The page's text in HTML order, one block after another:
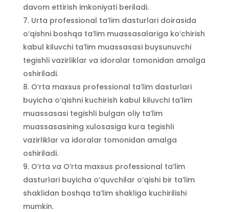
davom ettirish imkoniyati beriladi.
Urta professional ta’lim dasturlari doirasida
o‘qishni boshqa ta’lim muassasalariga ko‘chirish
kabul kiluvchi ta’lim muassasasi buysunuvchi
tegishli vazirliklar va idoralar tomonidan amalga
oshiriladi.
O‘rta maxsus professional ta’lim dasturlari
buyicha o‘qishni kuchirish kabul kiluvchi ta’lim
muassasasi tegishli bulgan oliy ta’lim
muassasasining xulosasiga kura tegishli
vazirliklar va idoralar tomonidan amalga
oshiriladi.
O‘rta va O‘rta maxsus professional ta’lim
dasturlari buyicha o‘quvchilar o‘qishi bir ta’lim
shaklidan boshqa ta’lim shakliga kuchirilishi
mumkin.